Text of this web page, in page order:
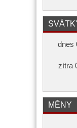
dnes
zítra
MĚNY